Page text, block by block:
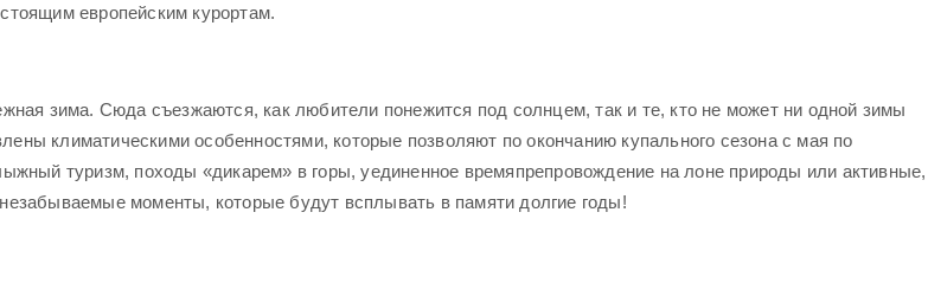
европейским курортам.
зима. Сюда съезжаются, как любители понежится под солнцем, так и те, кто не может ни одной зимы
климатическими особенностями, которые позволяют по окончанию купального сезона с мая по
туризм, походы «дикарем» в горы, уединенное времяпрепровождение на лоне природы или активные,
моменты, которые будут всплывать в памяти долгие годы!